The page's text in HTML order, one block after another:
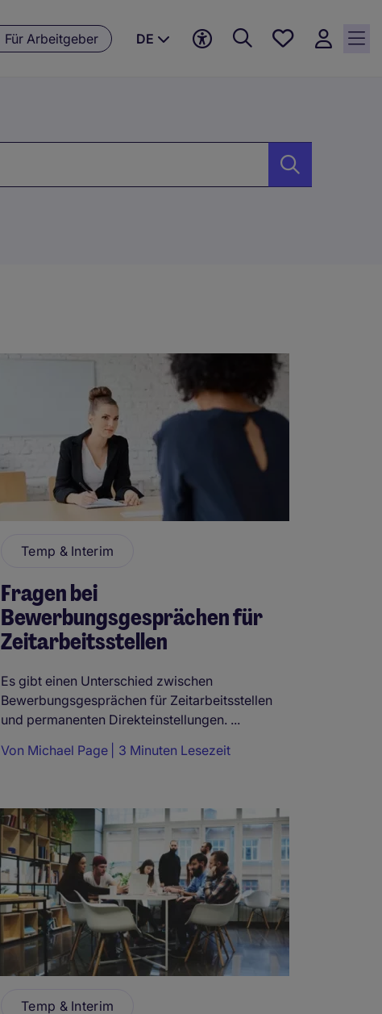
Für Arbeitgeber DE
Meine
Temp & Interim
Fragen bei
Bewerbungsgesprächen für
Zeitarbeitsstellen
Es gibt einen Unterschied zwischen
Bewerbungsgesprächen für Zeitarbeitsstellen
und permanenten Direkteinstellungen. ...
Von Michael Page 3 Minuten Lesezeit
Temp & Interim